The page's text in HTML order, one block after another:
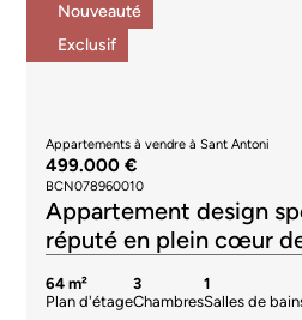
Nouveauté
Exclusif
Appartements à vendre à Sant Antoni
499.000 €
BCN078960010
Appartement design
réputé en plein cœur
64 m²
Plan d'étage
3
Chambres
1
Salles de